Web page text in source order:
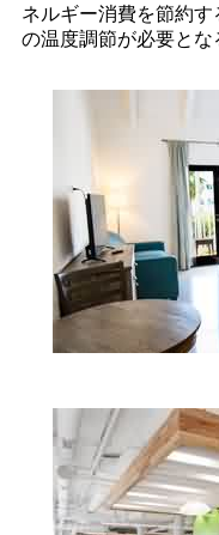
ネルギー消費を節約す
の温度調節が必要とな